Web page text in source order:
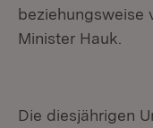
beziehungsweise
Minister Hauk.
Die diesjährigen